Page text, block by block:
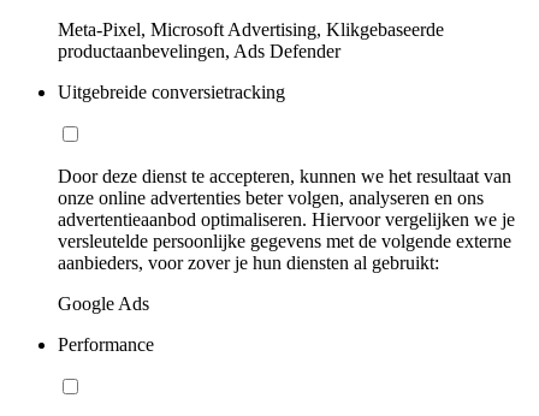
Meta-Pixel, Microsoft Advertising, Klikgebaseerde
productaanbevelingen, Ads Defender
Uitgebreide conversietracking
Door deze dienst te accepteren, kunnen we het resultaat van
onze online advertenties beter volgen, analyseren en ons
advertentieaanbod optimaliseren. Hiervoor vergelijken we je
versleutelde persoonlijke gegevens met de volgende externe
aanbieders, voor zover je hun diensten al gebruikt:
Google Ads
Performance